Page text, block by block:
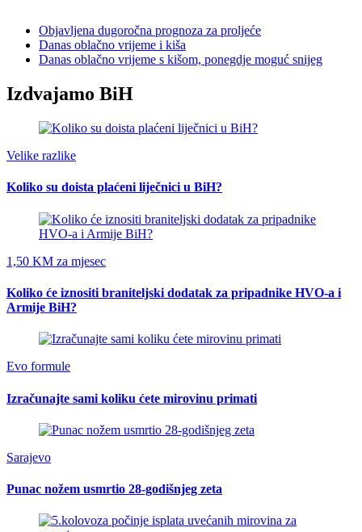
Objavljena dugoročna prognoza za proljeće
Danas oblačno vrijeme i kiša
Danas oblačno vrijeme s kišom, ponegdje moguć snijeg
Izdvajamo BiH
Velike razlike
Koliko su doista plaćeni liječnici u BiH?
1,50 KM za mjesec
Koliko će iznositi braniteljski dodatak za pripadnike HVO-a i
Armije BiH?
Evo formule
Izračunajte sami koliku ćete mirovinu primati
Sarajevo
Punac nožem usmrtio 28-godišnjeg zeta